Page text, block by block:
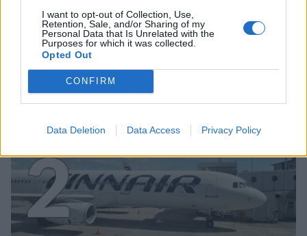
I want to opt-out of Collection, Use,
Retention, Sale, and/or Sharing of my
Personal Data that Is Unrelated with the
Purposes for which it was collected.
Opted Out
CONFIRM
Data Deletion Data Access Privacy Policy
UUTISET
Leskeneläke ei kuulu kaikille –
Kela muistuttaa tärkeästä
ikärajasta
2